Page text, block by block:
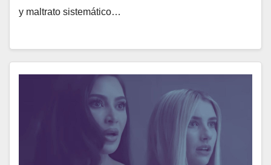
y maltrato sistemático…